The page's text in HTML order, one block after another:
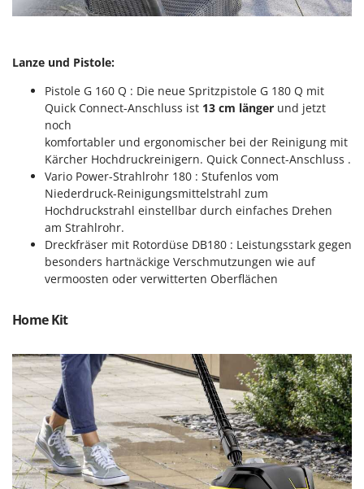
Vakuumiergeräte
Vogelscheuchen - Vogelabwehr
Wasserpumpen
Wasserpumpen für Traktoren
Wein- und Obstpressen
Wein- und Ölschichtenfilter
Weitere Produkte
Wiesenwalzen für Traktor
Wippsägen
Wurstfüller
Z
Zerstäuber
Zubehör für Rasentraktoren
Kenwood
KitchenAid
Komo
Laica
Lampacrescia - MGM
Landxcape
LAR Casalinghi
Lavor
Linea VZ
Lisam
Lotusgrill
M
M.A.I.BO.
Macom
Macte Ovens
Makita
MAMMAMIA
Marcato
Lanze und Pistole:
Pistole G 160 Q : Die neue Spritzpistole G 180 Q mit
Quick Connect-Anschluss ist 13 cm länger und jetzt
noch
komfortabler und ergonomischer bei der Reinigung mit
Kärcher Hochdruckreinigern. Quick Connect-Anschluss .
Vario Power-Strahlrohr 180 : Stufenlos vom
Niederdruck-Reinigungsmittelstrahl zum
Hochdruckstrahl einstellbar durch einfaches Drehen
am Strahlrohr.
Dreckfräser mit Rotordüse DB180 : Leistungsstark gegen
besonders hartnäckige Verschmutzungen wie auf
vermoosten oder verwitterten Oberflächen
Home Kit